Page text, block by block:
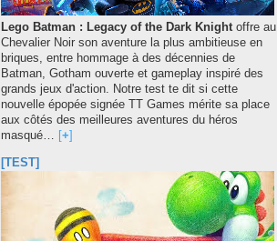
Lego Batman : Legacy of the Dark Knightoffre au
Chevalier Noir son aventure la plus ambitieuse en
briques, entre hommage à des décennies de
Batman, Gotham ouverte et gameplay inspiré des
grands jeux d'action. Notre test te dit si cette
nouvelle épopée signée TT Games mérite sa place
aux côtés des meilleures aventures du héros
masqué…
+
[TEST]